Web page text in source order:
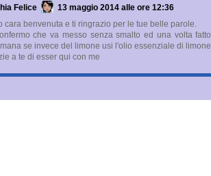
Felice
13 maggio 2014 alle ore 12:36
cara benvenuta e ti ringrazio per le tue belle parole.
che va messo senza smalto ed una volta
se invece del limone usi l'olio essenziale di
a te di esser qui con me